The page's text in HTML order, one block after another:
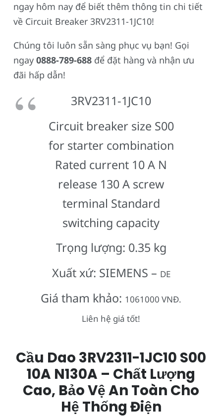
ngay hôm nay để biết thêm thông tin chi tiết
về Circuit Breaker 3RV2311-1JC10!
Chúng tôi luôn sẵn sàng phục vụ bạn! Gọi
ngay 0888-789-688 để đặt hàng và nhận ưu
đãi hấp dẫn!
3RV2311-1JC10
Circuit breaker size S00
for starter combination
Rated current 10 A N
release 130 A screw
terminal Standard
switching capacity
Trọng lượng: 0.35 kg
Xuất xứ: SIEMENS – DE
Giá tham khảo: 1061000 VNĐ.
Liên hệ giá tốt!
Cầu Dao 3RV2311-1JC10 S00
10A N130A – Chất Lượng
Cao, Bảo Vệ An Toàn Cho
Hệ Thống Điện